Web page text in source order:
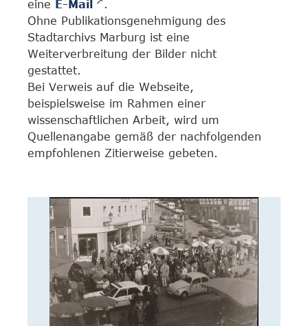
eine E-Mail
.
Ohne Publikationsgenehmigung des
Stadtarchivs Marburg ist eine
Weiterverbreitung der Bilder nicht
gestattet.
Bei Verweis auf die Webseite,
beispielsweise im Rahmen einer
wissenschaftlichen Arbeit, wird um
Quellenangabe gemäß der nachfolgenden
empfohlenen Zitierweise gebeten.